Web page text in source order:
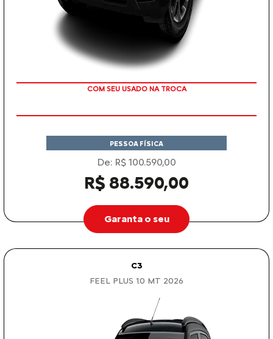
COM SEU USADO NA TROCA
PESSOA FÍSICA
De: R$ 100.590,00
R$ 88.590,00
Garanta o seu
C3
FEEL PLUS 1.0 MT 2026